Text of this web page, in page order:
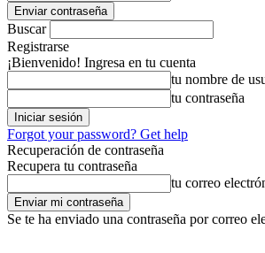
Buscar
Registrarse
¡Bienvenido! Ingresa en tu cuenta
tu nombre de
tu contraseña
Forgot your password? Get help
Recuperación de contraseña
Recupera tu contraseña
tu correo
Se te ha enviado una contraseña por correo